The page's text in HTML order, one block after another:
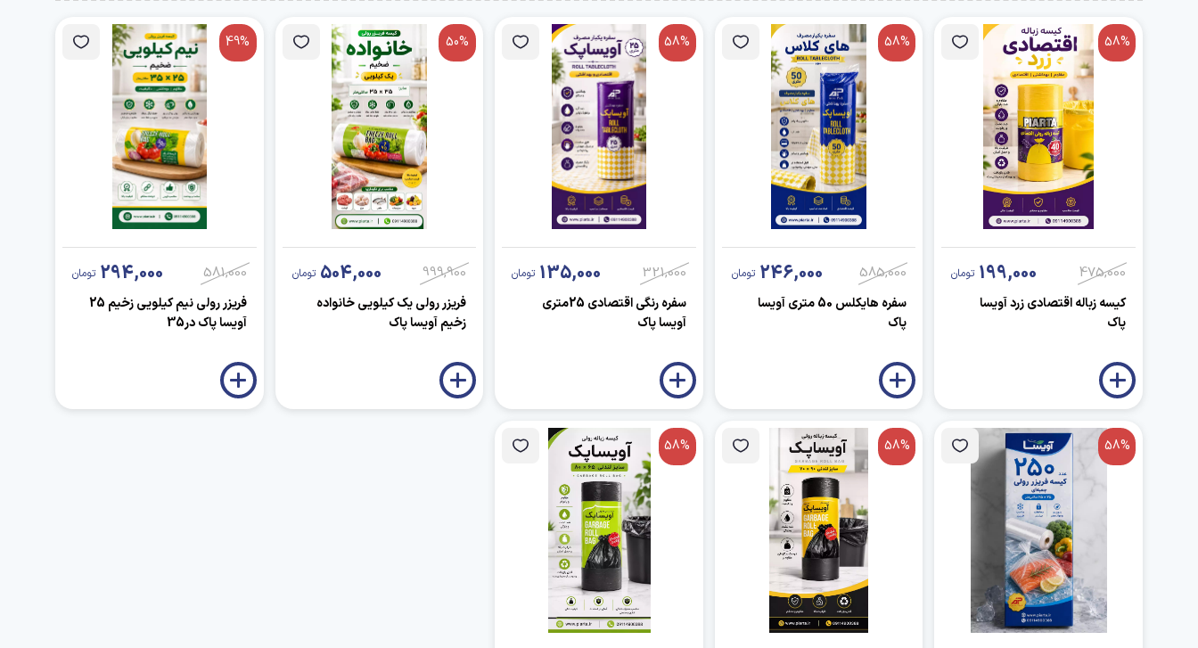
58%
475,000
199,000 تومان
کیسه زباله اقتصادی زرد آویسا
پاک
58%
585,000
246,000 تومان
سفره هایکلس 50 متری آویسا
پاک
58%
321,000
135,000 تومان
سفره رنگی اقتصادی 25متری
آویسا پاک
50%
999,900
504,000 تومان
فریزر رولی یک کیلویی خانواده
زخیم آویسا پاک
49%
581,000
294,000 تومان
فریزر رولی نیم کیلویی زخیم 25
آویسا پاک در35
58%
58%
58%